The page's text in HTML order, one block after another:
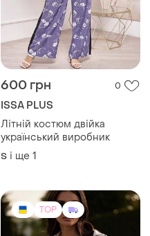
600 грн 0
ISSA PLUS
Літній костюм двійка
український виробник
S і ще 1
TOP